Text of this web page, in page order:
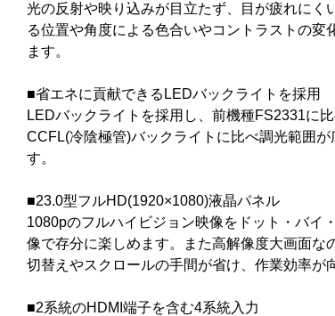
光の反射や映り込みが目立たず、目が疲れに
る位置や角度による色合いやコントラストの
ます。
■省エネに貢献できるLEDバックライトを採用
LEDバックライトを採用し、前機種FS2331に
CCFL(冷陰極管)バックライトに比べ調光範囲
す。
■23.0型フルHD(1920×1080)液晶パネル
1080pのフルハイビジョン映像をドット・バイ
像で存分に楽しめます。また高解像度大画面
切替えやスクロールの手間が省け、作業効率が
■2系統のHDMI端子を含む4系統入力